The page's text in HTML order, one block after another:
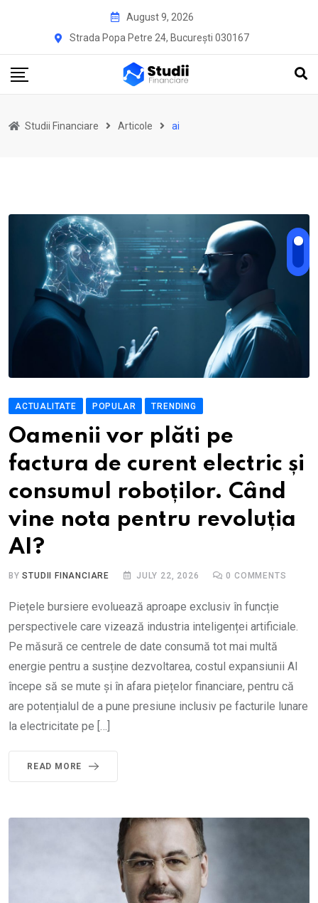
August 9, 2026
Strada Popa Petre 24, București 030167
Studii Financiare Articole ai
ACTUALITATE POPULAR TRENDING
Oamenii vor plăti pe
factura de curent electric și
consumul roboților. Când
vine nota pentru revoluția
AI?
BYSTUDII FINANCIARE JULY 22, 2026 0 COMMENTS
Piețele bursiere evoluează aproape exclusiv în funcție
perspectivele care vizează industria inteligenței artificiale.
Pe măsură ce centrele de date consumă tot mai multă
energie pentru a susține dezvoltarea, costul expansiunii AI
începe să se mute și în afara piețelor financiare, pentru că
are potențialul de a pune presiune inclusiv pe facturile lunare
la electricitate pe […]
READ MORE